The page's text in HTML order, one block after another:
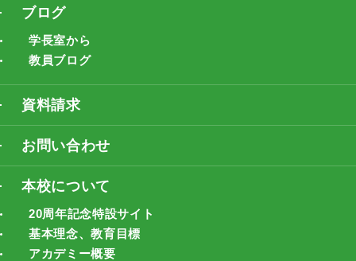
ブログ
学長室から
教員ブログ
資料請求
お問い合わせ
本校について
20周年記念特設サイト
基本理念、教育目標
アカデミー概要